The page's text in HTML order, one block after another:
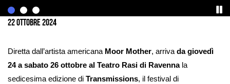
immagine
22 Ottobre 2024
Diretta dall’artista americana Moor Mother, arriva da giovedì
24 a sabato 26 ottobre al Teatro Rasi di Ravennala
sedicesima edizione di Transmissions, il festival di